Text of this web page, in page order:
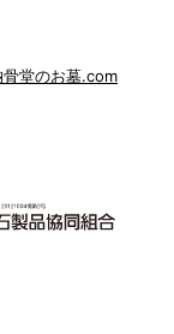
骨堂のお墓.com